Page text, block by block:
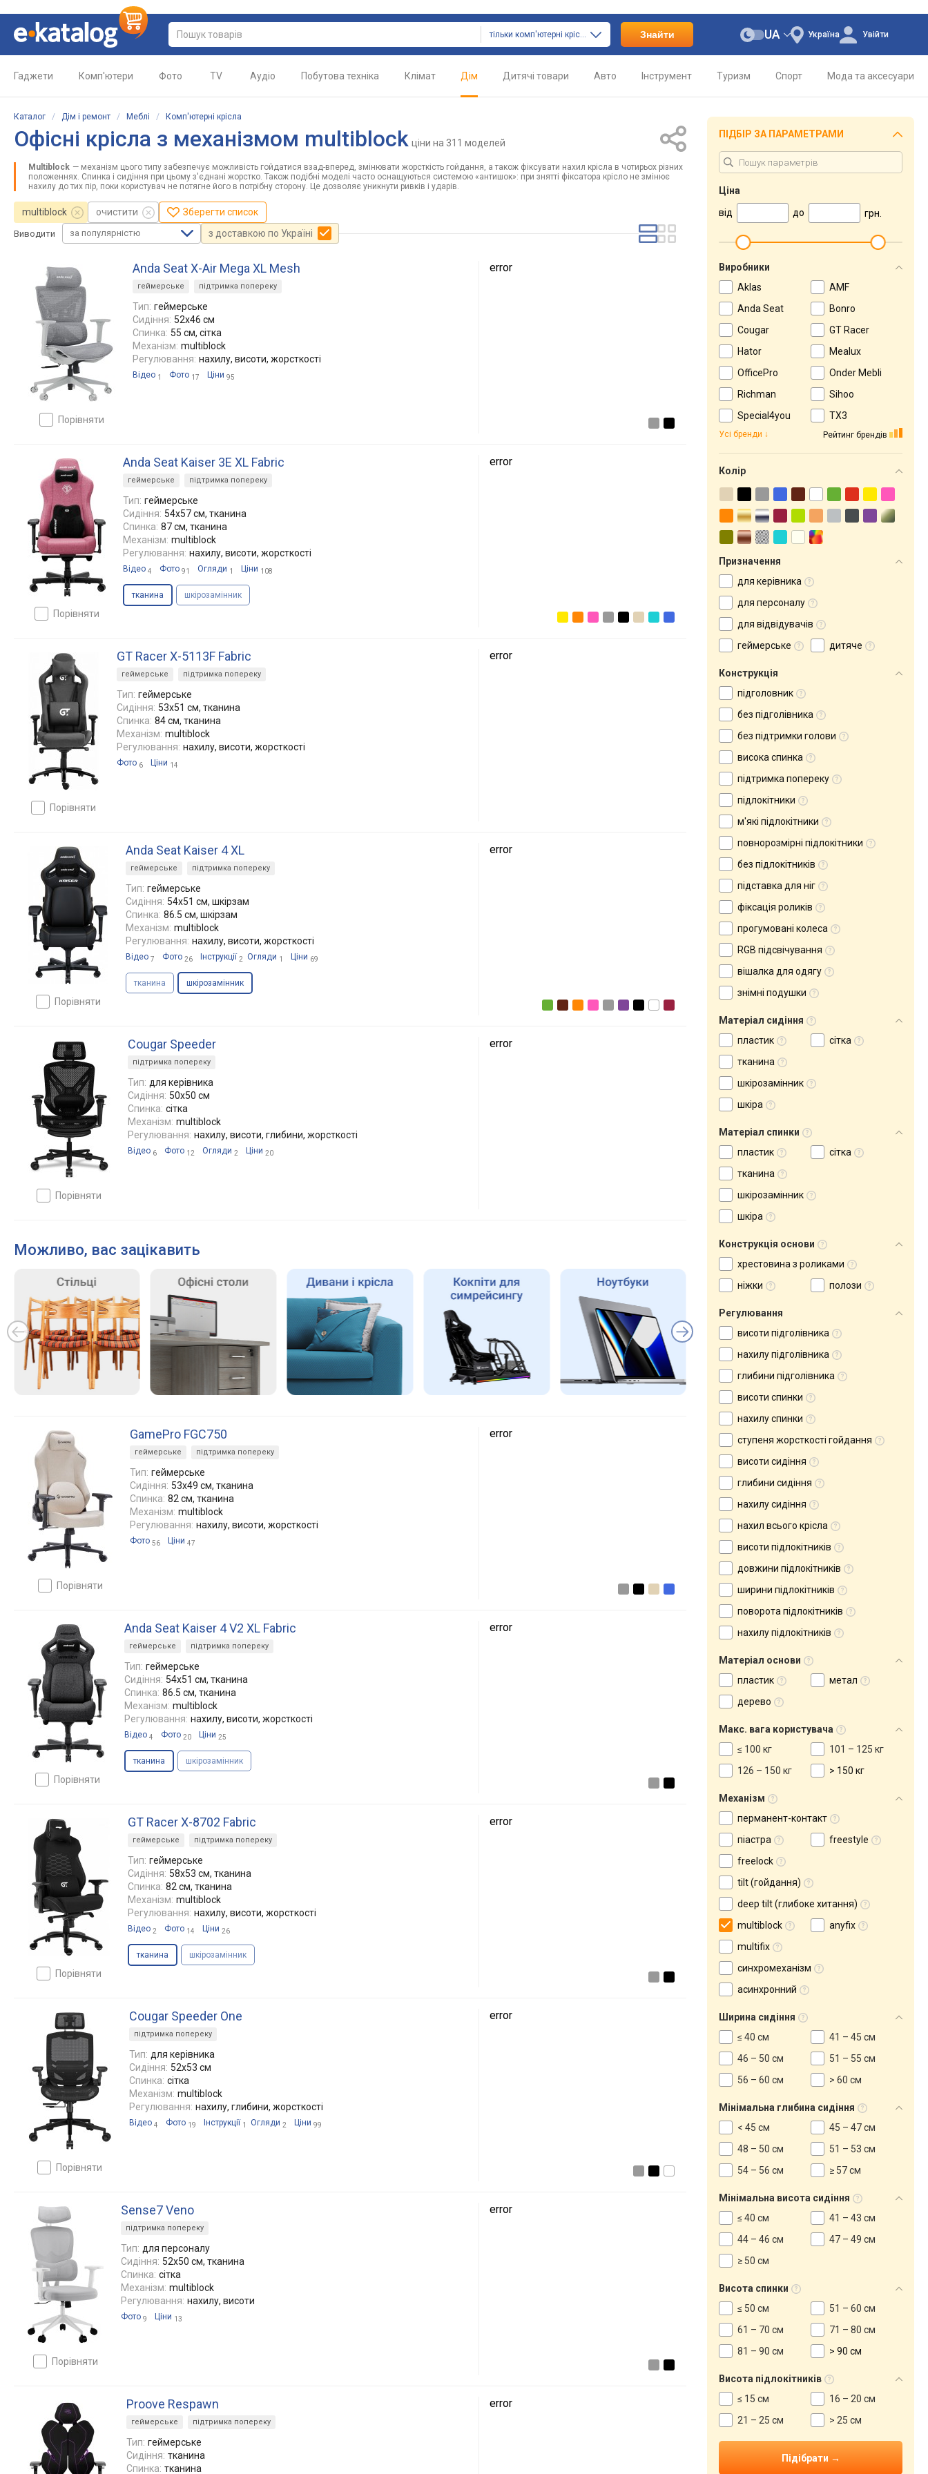
тільки комп'ютерні крісла Знайти Україна
UA Увійти
Гаджети Комп'ютери Фото TV Аудіо Побутова техніка Клімат Дім Дитячі товари Авто Інструмент Туризм Спорт Мода та аксесуари
Каталог / Дім і ремонт / Меблі / Комп'ютерні крісла
Офісні крісла з механізмом multiblock ціни на 311 моделей
Multiblock — механізм цього типу забезпечує можливість гойдатися взад-вперед, змінювати жорсткість гойдання, а також фіксувати нахил крісла в чотирьох різних
положеннях. Спинка і сидіння при цьому з'єднані жорстко. Також подібні моделі часто оснащуються системою «антишок»: при знятті фіксатора крісло не змінює
нахилу до тих пір, поки користувач не потягне його в потрібну сторону. Це дозволяє уникнути ривків і ударів.
multiblock очистити Зберегти список
Виводити за популярністю з доставкою по Україні
порівняти
Anda Seat X-Air Mega XL Mesh
геймерське підтримка попереку
Тип: геймерське
Сидіння: 52x46 см
Спинка: 55 см, сітка
Механізм: multiblock
Регулювання: нахилу, висоти, жорсткості
Відео 1 Фото 17 Ціни 95
error
порівняти
Anda Seat Kaiser 3E XL Fabric
геймерське підтримка попереку
Тип: геймерське
Сидіння: 54x57 см, тканина
Спинка: 87 см, тканина
Механізм: multiblock
Регулювання: нахилу, висоти, жорсткості
Відео 4 Фото 91 Огляди 1 Ціни 108
тканина шкірозамінник
error
порівняти
GT Racer X-5113F Fabric
геймерське підтримка попереку
Тип: геймерське
Сидіння: 53x51 см, тканина
Спинка: 84 см, тканина
Механізм: multiblock
Регулювання: нахилу, висоти, жорсткості
Фото 6 Ціни 14
error
порівняти
Anda Seat Kaiser 4 XL
геймерське підтримка попереку
Тип: геймерське
Сидіння: 54x51 см, шкірзам
Спинка: 86.5 см, шкірзам
Механізм: multiblock
Регулювання: нахилу, висоти, жорсткості
Відео 7 Фото 26 Інструкції 2 Огляди 1 Ціни 69
тканина шкірозамінник
error
порівняти
Cougar Speeder
підтримка попереку
Тип: для керівника
Сидіння: 50x50 см
Спинка: сітка
Механізм: multiblock
Регулювання: нахилу, висоти, глибини, жорсткості
Відео 6 Фото 12 Огляди 2 Ціни 20
error
Можливо, вас зацікавить
порівняти
GamePro FGC750
геймерське підтримка попереку
Тип: геймерське
Сидіння: 53x49 см, тканина
Спинка: 82 см, тканина
Механізм: multiblock
Регулювання: нахилу, висоти, жорсткості
Фото 56 Ціни 47
error
порівняти
Anda Seat Kaiser 4 V2 XL Fabric
геймерське підтримка попереку
Тип: геймерське
Сидіння: 54x51 см, тканина
Спинка: 86.5 см, тканина
Механізм: multiblock
Регулювання: нахилу, висоти, жорсткості
Відео 4 Фото 20 Ціни 25
тканина шкірозамінник
error
порівняти
GT Racer X-8702 Fabric
геймерське підтримка попереку
Тип: геймерське
Сидіння: 58x53 см, тканина
Спинка: 82 см, тканина
Механізм: multiblock
Регулювання: нахилу, висоти, жорсткості
Відео 2 Фото 14 Ціни 26
тканина шкірозамінник
error
порівняти
Cougar Speeder One
підтримка попереку
Тип: для керівника
Сидіння: 52x53 см
Спинка: сітка
Механізм: multiblock
Регулювання: нахилу, глибини, жорсткості
Відео 4 Фото 19 Інструкції 1 Огляди 2 Ціни 99
error
порівняти
Sense7 Veno
підтримка попереку
Тип: для персоналу
Сидіння: 52x50 см, тканина
Спинка: сітка
Механізм: multiblock
Регулювання: нахилу, висоти
Фото 9 Ціни 13
error
Proove Respawn
геймерське підтримка попереку
Тип: геймерське
Сидіння: тканина
Спинка: тканина
error
ПІДБІР ЗА ПАРАМЕТРАМИ
Ціна
від
до грн.
Виробники
Aklas
AMF
Anda Seat
Bonro
Cougar
GT Racer
Hator
Mealux
OfficePro
Onder Mebli
Richman
Sihoo
Special4you
ТX3
Рейтинг брендів
Усі бренди
Колір
Призначення
для керівника
для персоналу
для відвідувачів
геймерське
дитяче
Конструкція
підголовник
без підголівника
без підтримки голови
висока спинка
підтримка попереку
підлокітники
м'які підлокітники
повнорозмірні підлокітники
без підлокітників
підставка для ніг
фіксація роликів
прогумовані колеса
RGB підсвічування
вішалка для одягу
знімні подушки
Матеріал сидіння
пластик
сітка
тканина
шкірозамінник
шкіра
Матеріал спинки
пластик
сітка
тканина
шкірозамінник
шкіра
Конструкція основи
хрестовина з роликами
ніжки
полози
Регулювання
висоти підголівника
нахилу підголівника
глибини підголівника
висоти спинки
нахилу спинки
ступеня жорсткості гойдання
висоти сидіння
глибини сидіння
нахилу сидіння
нахил всього крісла
висоти підлокітників
довжини підлокітників
ширини підлокітників
поворота підлокітників
нахилу підлокітників
Матеріал основи
пластик
метал
дерево
Макс. вага користувача
≤ 100 кг
101 – 125 кг
126 – 150 кг
> 150 кг
Механізм
перманент-контакт
піастра
freestyle
freelock
tilt (гойдання)
deep tilt (глибоке хитання)
multiblock
anyfix
multifix
синхромеханізм
асинхронний
Ширина сидіння
≤ 40 см
41 – 45 см
46 – 50 см
51 – 55 см
56 – 60 см
> 60 см
Мінімальна глибина сидіння
< 45 см
45 – 47 см
48 – 50 см
51 – 53 см
54 – 56 см
≥ 57 см
Мінімальна висота сидіння
≤ 40 см
41 – 43 см
44 – 46 см
47 – 49 см
≥ 50 см
Висота спинки
≤ 50 см
51 – 60 см
61 – 70 см
71 – 80 см
81 – 90 см
> 90 см
Висота підлокітників
≤ 15 см
16 – 20 см
21 – 25 см
> 25 см